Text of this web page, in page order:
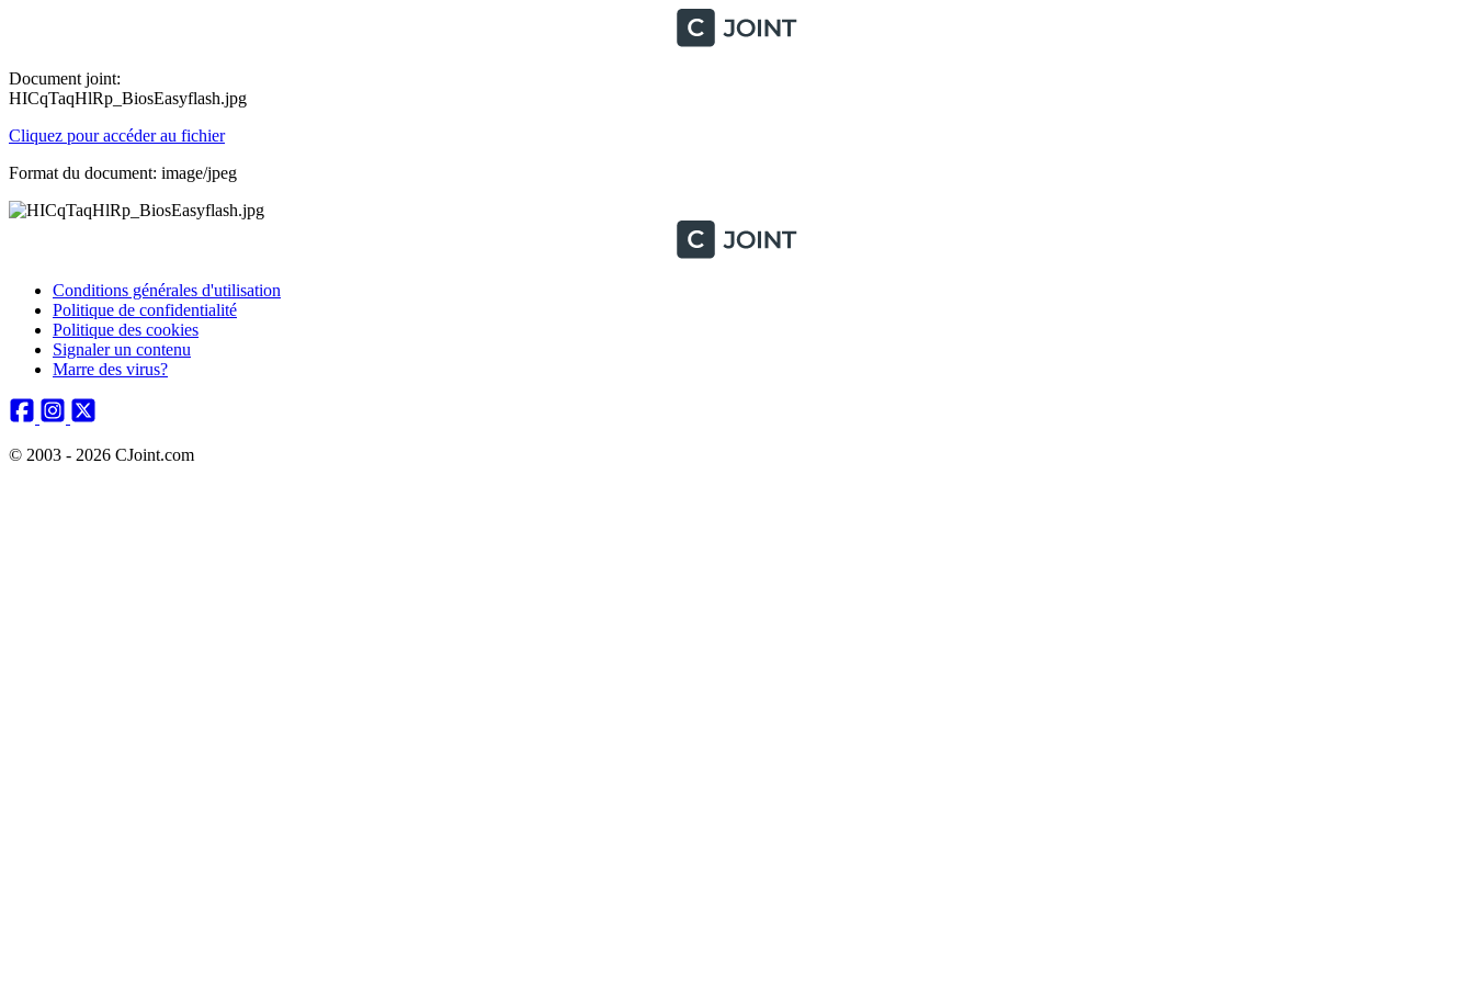
Document joint:
HICqTaqHlRp_BiosEasyflash.jpg
Cliquez pour accéder au fichier
Format du document: image/jpeg
Conditions générales d'utilisation
Politique de confidentialité
Politique des cookies
Signaler un contenu
Marre des virus?
© 2003 - 2026 CJoint.com